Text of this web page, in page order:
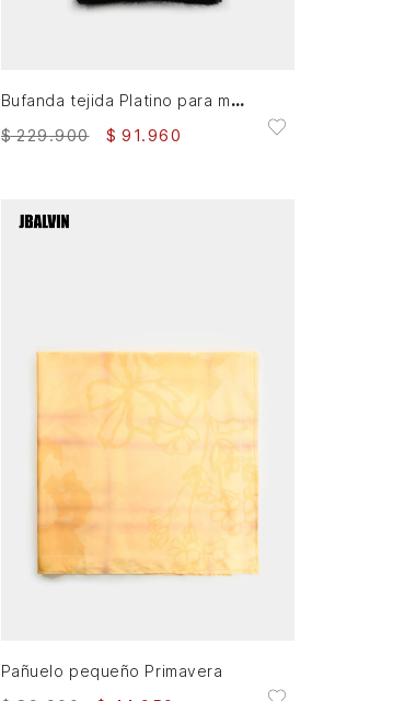
Bufanda tejida Platino para mujer detalle lentejuelas
$ 229.900 $ 91.960
Pañuelo pequeño Primavera